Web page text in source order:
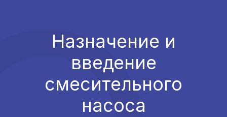
Назначение и
введение
смесительного
насоса